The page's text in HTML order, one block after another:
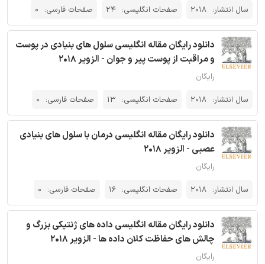
سال انتشار: 2018 صفحات انگلیسی: 24 صفحات فارسی: 0
دانلود رایگان مقاله انگلیسی سلول های بنیادی در پوست
و مراقبت از پوست پیر و جوان - الزویر 2018
رایگان
سال انتشار: 2018 صفحات انگلیسی: 13 صفحات فارسی: 0
دانلود رایگان مقاله انگلیسی درمان با سلول های بنیادی
عصبی - الزویر 2018
رایگان
سال انتشار: 2018 صفحات انگلیسی: 16 صفحات فارسی: 0
دانلود رایگان مقاله انگلیسی داده های ژنتیکی بزرگ و
چالش های حفاظت کلان داده ها - الزویر 2018
رایگان